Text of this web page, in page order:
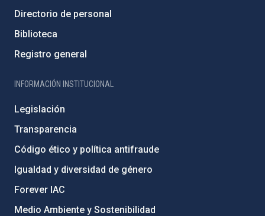
Directorio de personal
Biblioteca
Registro general
INFORMACIÓN INSTITUCIONAL
Legislación
Transparencia
Código ético y política antifraude
Igualdad y diversidad de género
Forever IAC
Medio Ambiente y Sostenibilidad